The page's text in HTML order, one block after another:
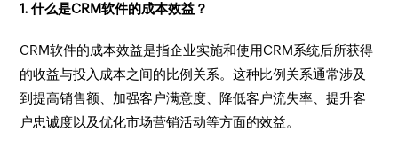
1. 什么是CRM软件的成本效益？
CRM软件的成本效益是指企业实施和使用CRM系统后所获得
的收益与投入成本之间的比例关系。这种比例关系通常涉及
到提高销售额、加强客户满意度、降低客户流失率、提升客
户忠诚度以及优化市场营销活动等方面的效益。